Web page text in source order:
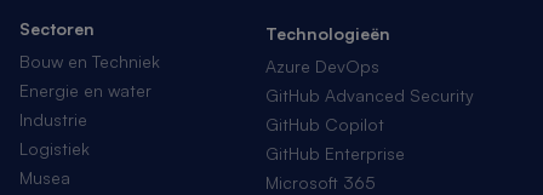
Sectoren
Bouw en Techniek
Energie en water
Industrie
Logistiek
Musea
Technologieën
Azure DevOps
GitHub Advanced Security
GitHub Copilot
GitHub Enterprise
Microsoft 365